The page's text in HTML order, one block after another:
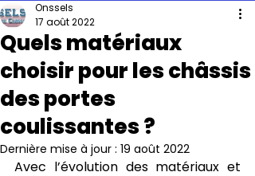
Quels matériaux
choisir pour les châssis
des portes
coulissantes ?
Onssels
17 août 2022
Dernière mise à jour : 19 août 2022
Avec l’évolution des matériaux et